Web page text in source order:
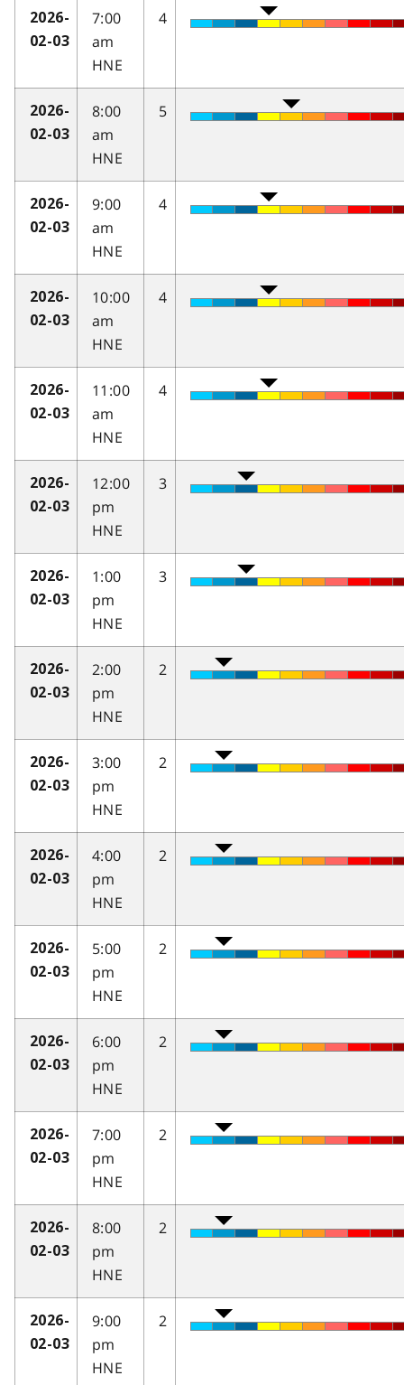
2026-
02-03
7:00
am
HNE
4
2026-
02-03
8:00
am
HNE
5
2026-
02-03
9:00
am
HNE
4
2026-
02-03
10:00
am
HNE
4
2026-
02-03
11:00
am
HNE
4
2026-
02-03
12:00
pm
HNE
3
2026-
02-03
1:00
pm
HNE
3
2026-
02-03
2:00
pm
HNE
2
2026-
02-03
3:00
pm
HNE
2
2026-
02-03
4:00
pm
HNE
2
2026-
02-03
5:00
pm
HNE
2
2026-
02-03
6:00
pm
HNE
2
2026-
02-03
7:00
pm
HNE
2
2026-
02-03
8:00
pm
HNE
2
2026-
02-03
9:00
pm
HNE
2